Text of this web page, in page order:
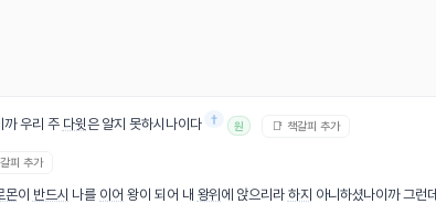
까 우리 주 다윗은 알지 못하시나이다 † 원 📑 책갈피 추가
피 추가
몬이 반드시 나를 이어 왕이 되어 내 왕위 에 앉으리라 하지 아니하셨나이까 그런데